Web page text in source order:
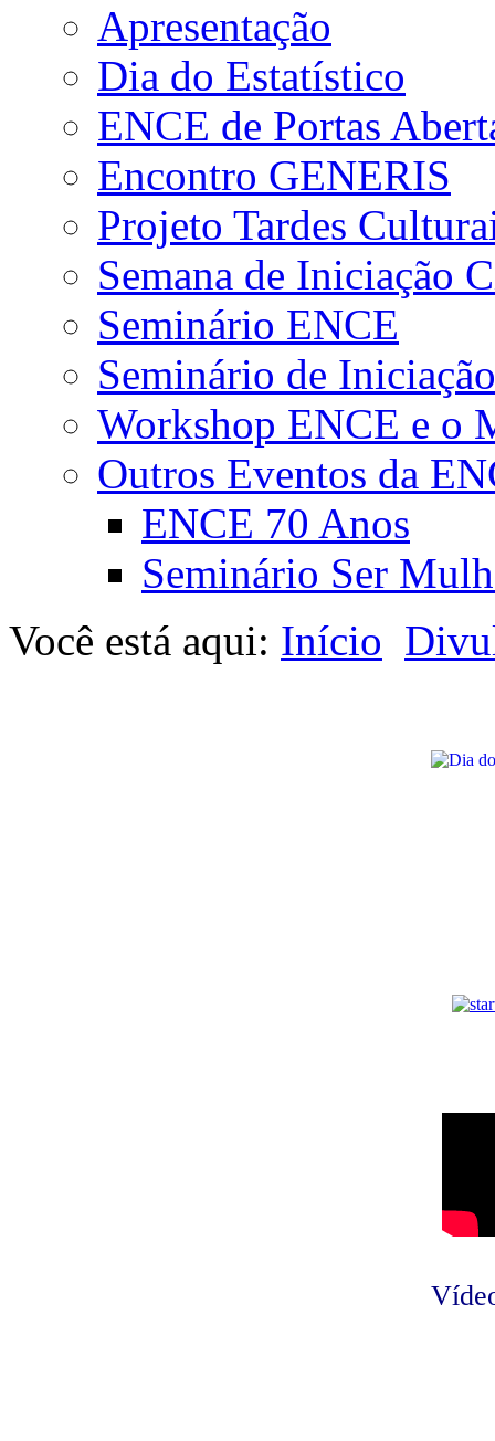
Apresentação
Dia do Estatístico
ENCE de Portas
Encontro GENERIS
Projeto Tardes
Semana de Iniciação
Seminário ENCE
Seminário de
Workshop ENCE e o
Outros Eventos da
ENCE 70 Anos
Seminário Ser
Você está aqui: Início